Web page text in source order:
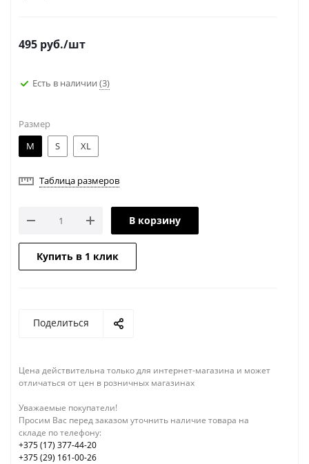
495 руб./шт
Есть в наличии (3)
Размер
M
S XL
Таблица размеров
В корзину
Купить в 1 клик
Поделиться
Цена действительна только для интернет-магазина и может
отличаться от цен в розничных магазинах
Уважаемые покупатели!
Просим Вас перед заказом уточнить наличие товара на
складе по телефону:
+375 (17) 377-44-20
+375 (29) 161-00-26